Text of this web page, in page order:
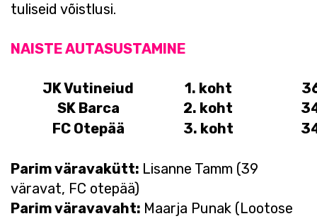
tuliseid võistlusi.
NAISTE AUTASUSTAMINE
JK Vutineiud 1. koht
SK Barca
2. koht
FC Otepää
3. koht
Parim väravakütt: Lisanne Tamm (39
väravat, FC otepää)
Parim väravavaht: Maarja Punak (Lootose